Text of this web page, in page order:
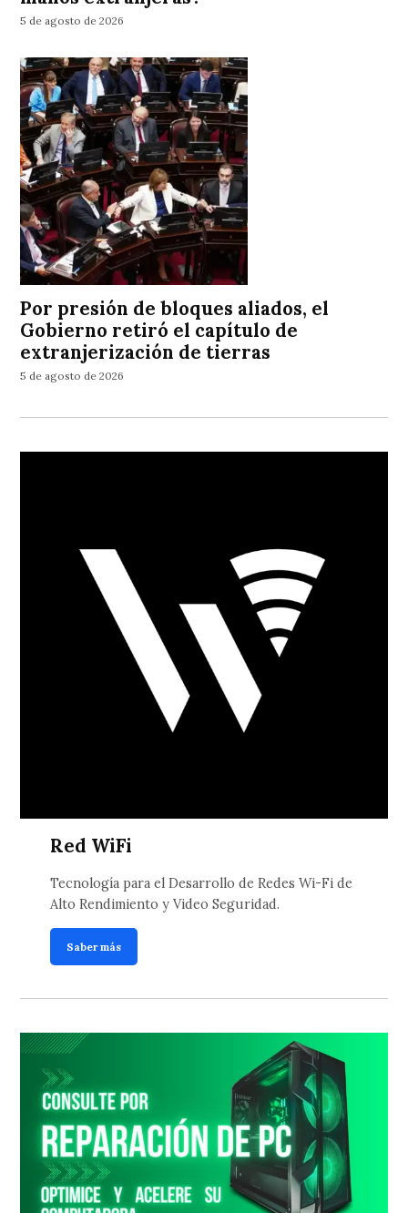
5 de agosto de 2026
Por presión de bloques aliados, el
Gobierno retiró el capítulo de
extranjerización de tierras
5 de agosto de 2026
Red WiFi
Tecnología para el Desarrollo de Redes Wi-Fi de
Alto Rendimiento y Video Seguridad.
Saber más